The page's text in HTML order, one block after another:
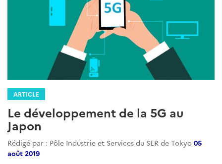
ARTICLE
Le développement de la 5G au
Japon
Rédigé par : Pôle Industrie et Services du SER de Tokyo 05
août 2019